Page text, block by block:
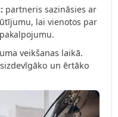
partneris sazināsies ar
lai vienotos par
veikšanas laikā.
un ērtāko